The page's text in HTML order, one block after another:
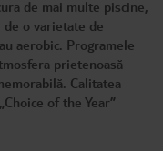
de mai multe piscine,
de o varietate de
aerobic. Programele
prietenoasă
Calitatea
of the Year”